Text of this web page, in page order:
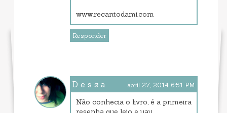
www.recantodami.com
Responder
D e s s a abril 27, 2014 6:51 PM
Não conhecia o livro, é a primeira